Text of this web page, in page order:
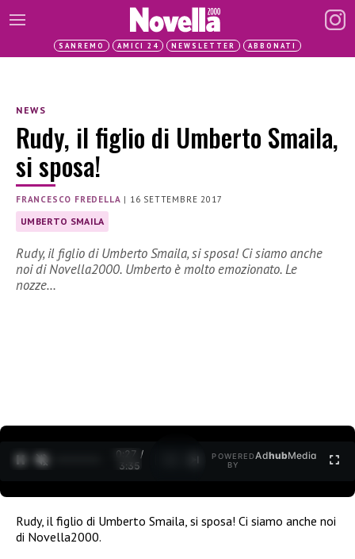
SANREMO AMICI 24 NEWSLETTER ABBONATI
NEWS
Rudy, il figlio di Umberto Smaila,
si sposa!
FRANCESCO FREDELLA | 16 SETTEMBRE 2017
UMBERTO SMAILA
Rudy, il figlio di Umberto Smaila, si sposa! Ci siamo anche
noi di Novella2000. Umberto è molto emozionato. Le
nozze…
0:27 /
3:35
POWERED
BY
AdhubMedia
Rudy, il figlio di Umberto Smaila, si sposa! Ci siamo anche noi
di Novella2000.